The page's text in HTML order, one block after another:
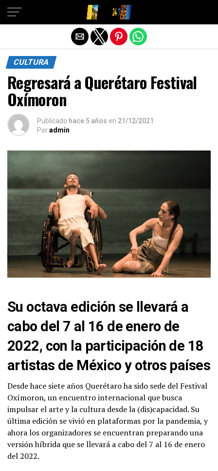
CULTURA
Regresará a Querétaro Festival
Oxímoron
Publicado hace 5 años en 21/12/2021
Poradmin
Su octava edición se llevará a
cabo del 7 al 16 de enero de
2022, con la participación de 18
artistas de México y otros países
Desde hace siete años Querétaro ha sido sede del Festival
Oxímoron, un encuentro internacional que busca
impulsar el arte y la cultura desde la (dis)capacidad. Su
última edición se vivió en plataformas por la pandemia, y
ahora los organizadores se encuentran preparando una
versión híbrida que se llevará a cabo del 7 al 16 de enero
del 2022.
Salir de la versión móvil